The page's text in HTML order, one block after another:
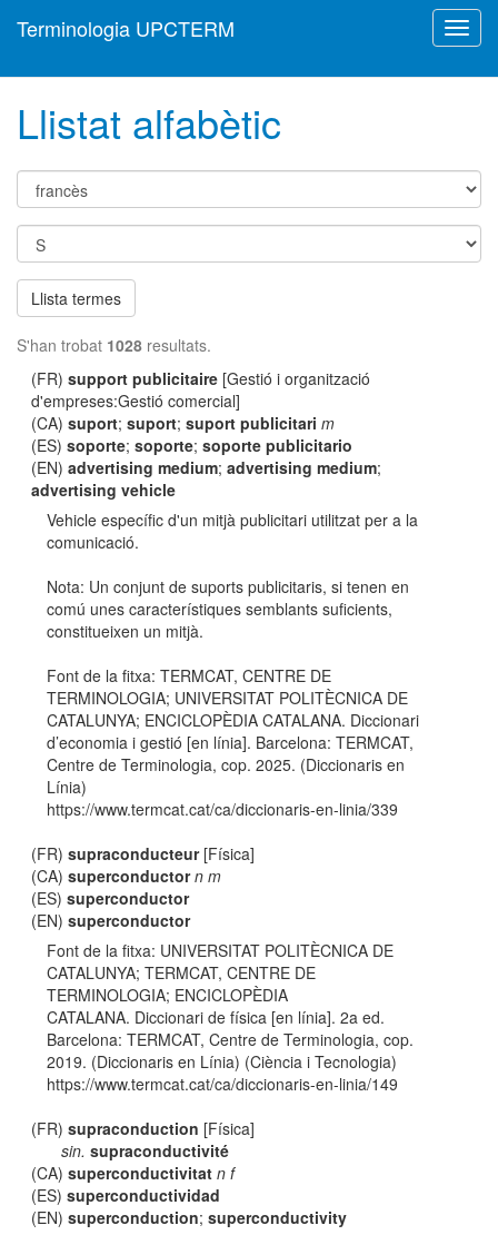
Terminologia UPCTERM
Llistat alfabètic
Llista termes
S'han trobat 1028 resultats.
(FR)support publicitaire [Gestió i organització
d'empreses:Gestió comercial]
(CA)suport;suport;suport publicitari m
(ES)soporte;soporte;soporte publicitario
(EN)advertising medium;advertising medium;
advertising vehicle
Vehicle específic d'un mitjà publicitari utilitzat per a la
comunicació.
Nota: Un conjunt de suports publicitaris, si tenen en
comú unes característiques semblants suficients,
constitueixen un mitjà.
Font de la fitxa: TERMCAT, CENTRE DE
TERMINOLOGIA; UNIVERSITAT POLITÈCNICA DE
CATALUNYA; ENCICLOPÈDIA CATALANA. Diccionari
d’economia i gestió [en línia]. Barcelona: TERMCAT,
Centre de Terminologia, cop. 2025. (Diccionaris en
Línia)
https://www.termcat.cat/ca/diccionaris-en-linia/339
(FR)supraconducteur[Física]
(CA)superconductor n m
(ES)superconductor
(EN)superconductor
Font de la fitxa: UNIVERSITAT POLITÈCNICA DE
CATALUNYA; TERMCAT, CENTRE DE
TERMINOLOGIA; ENCICLOPÈDIA
CATALANA. Diccionari de física [en línia]. 2a ed.
Barcelona: TERMCAT, Centre de Terminologia, cop.
2019. (Diccionaris en Línia) (Ciència i Tecnologia)
https://www.termcat.cat/ca/diccionaris-en-linia/149
(FR)supraconduction [Física]
sin. supraconductivité
(CA)superconductivitat n f
(ES)superconductividad
(EN)superconduction;superconductivity